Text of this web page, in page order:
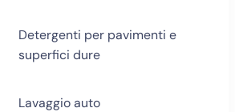
Detergenti per pavimenti e
superfici dure
Lavaggio auto